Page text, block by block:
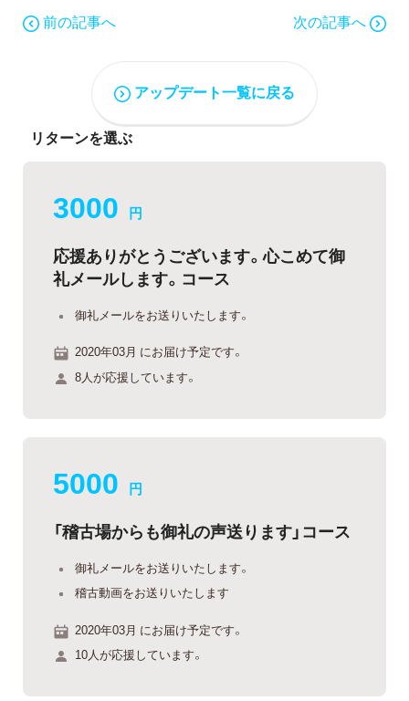
前の記事へ 次の記事へ
アップデート一覧に戻る
リターンを選ぶ
3000 円
応援ありがとうございます。心こめて御
礼メールします。コース
御礼メールをお送りいたします。
2020年03月 にお届け予定です。
8人が応援しています。
5000 円
「稽古場からも御礼の声送ります」コース
御礼メールをお送りいたします。
稽古動画をお送りいたします
2020年03月 にお届け予定です。
10人が応援しています。